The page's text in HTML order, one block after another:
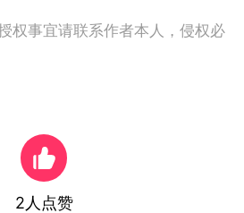
权事宜请联系作者本人，侵权必
2 人点赞